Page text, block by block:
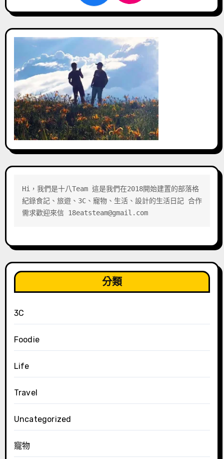
Hi，我們是十八Team 這是我們在2018開始建置的部落格
紀錄食記、旅遊、3C、寵物、生活、設計的生活日記 合作
需求歡迎來信 18eatsteam@gmail.com
分類
3C
Foodie
Life
Travel
Uncategorized
寵物